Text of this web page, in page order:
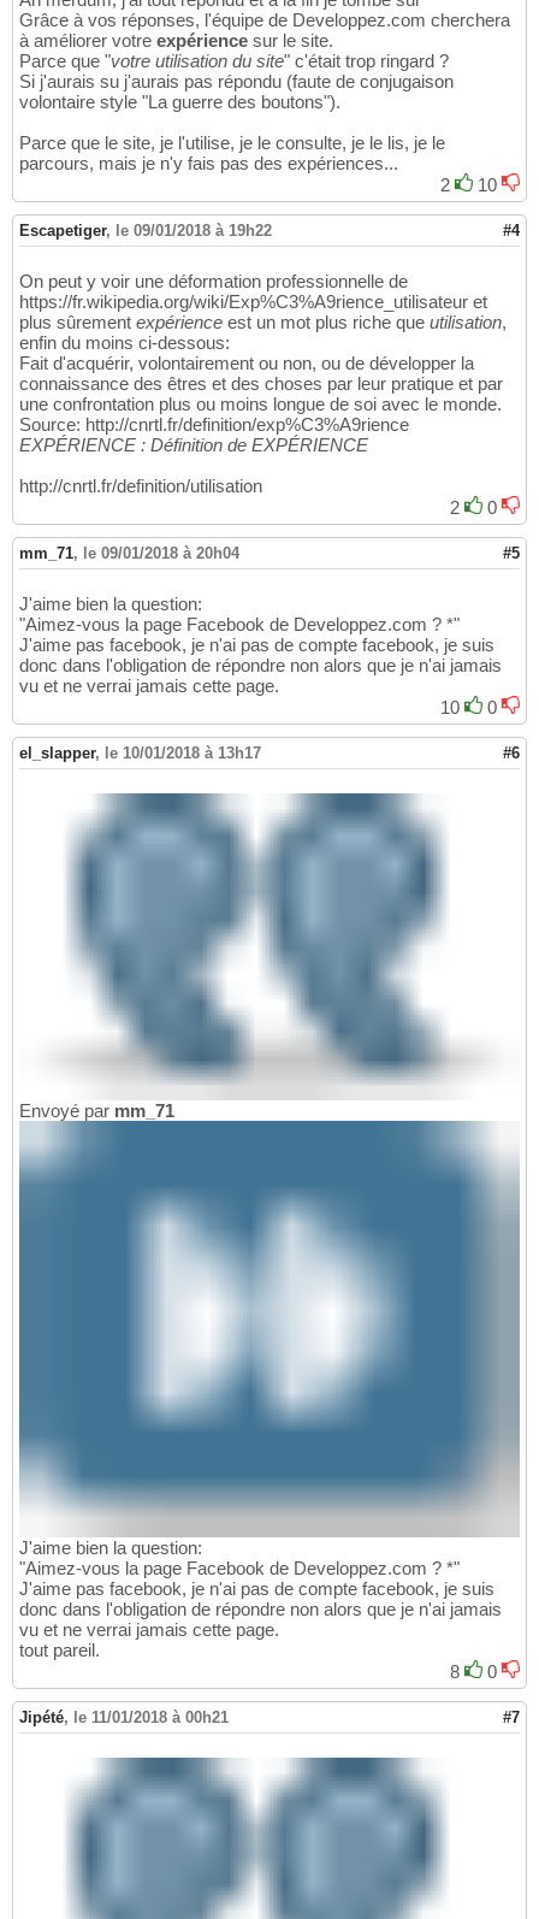
Grâce à vos réponses, l'équipe de Developpez.com cherchera
à améliorer votre expérience sur le site.
Parce que "votre utilisation du site" c'était trop ringard ?
Si j'aurais su j'aurais pas répondu (faute de conjugaison
volontaire style "La guerre des boutons").
Parce que le site, je l'utilise, je le consulte, je le lis, je le
parcours, mais je n'y fais pas des expériences...
2
10
Escapetiger, le 09/01/2018 à 19h22 #4
On peut y voir une déformation professionnelle de
https://fr.wikipedia.org/wiki/Exp%C3%A9rience_utilisateur et
plus sûrement expérience est un mot plus riche que utilisation,
enfin du moins ci-dessous:
Fait d'acquérir, volontairement ou non, ou de développer la
connaissance des êtres et des choses par leur pratique et par
une confrontation plus ou moins longue de soi avec le monde.
Source: http://cnrtl.fr/definition/exp%C3%A9rience
EXPÉRIENCE : Définition de EXPÉRIENCE
http://cnrtl.fr/definition/utilisation
2
0
mm_71, le 09/01/2018 à 20h04 #5
J'aime bien la question:
"Aimez-vous la page Facebook de Developpez.com ? *"
J'aime pas facebook, je n'ai pas de compte facebook, je suis
donc dans l'obligation de répondre non alors que je n'ai jamais
vu et ne verrai jamais cette page.
10
0
el_slapper, le 10/01/2018 à 13h17 #6
Envoyé par mm_71
J'aime bien la question:
"Aimez-vous la page Facebook de Developpez.com ? *"
J'aime pas facebook, je n'ai pas de compte facebook, je suis
donc dans l'obligation de répondre non alors que je n'ai jamais
vu et ne verrai jamais cette page.
tout pareil.
8
0
Jipété, le 11/01/2018 à 00h21 #7